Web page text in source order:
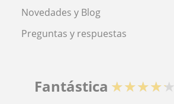
Novedades y Blog
Preguntas y respuestas
Fantástica ★★★★★